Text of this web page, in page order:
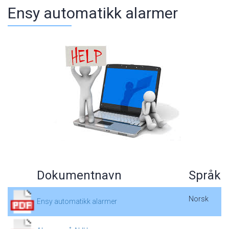
Ensy automatikk alarmer
Dokumentnavn Språk
Ensy automatikk alarmer Norsk